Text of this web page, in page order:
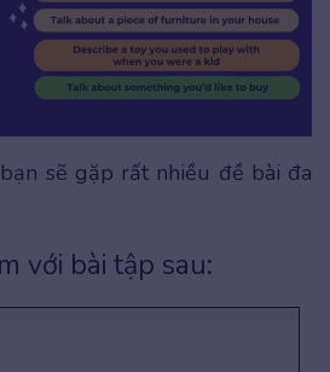
sẽ gặp rất nhiều đề bài đa
với bài tập sau: